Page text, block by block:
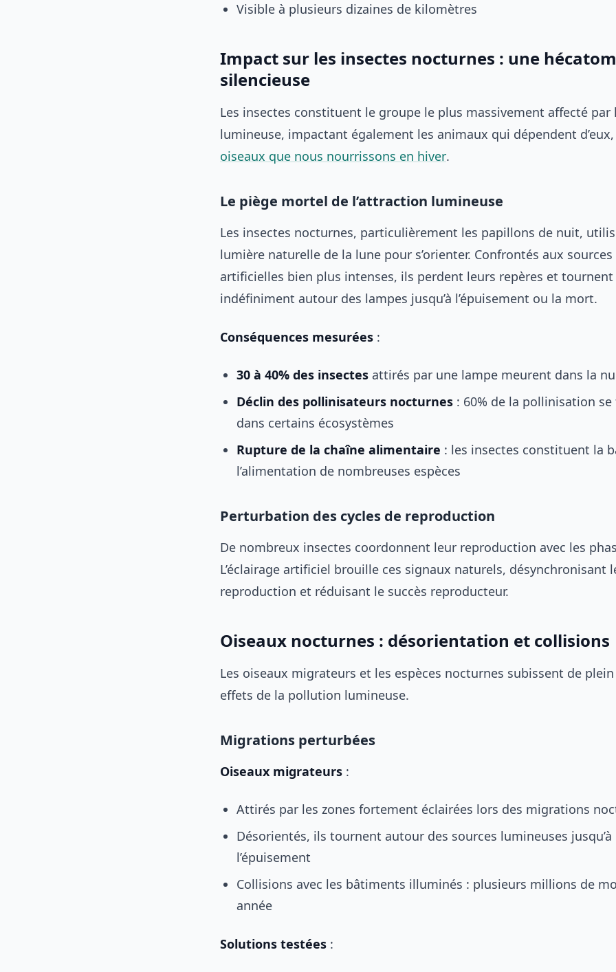
Visible à plusieurs dizaines de kilomètres
Impact sur les insectes nocturnes : une
silencieuse
Les insectes constituent le groupe le plus massivement affecté
lumineuse, impactant également les animaux qui dépendent
oiseaux que nous nourrissons en hiver.
Le piège mortel de l’attraction lumineuse
Les insectes nocturnes, particulièrement les papillons de nuit,
lumière naturelle de la lune pour s’orienter. Confrontés aux
artificielles bien plus intenses, ils perdent leurs repères et tournent
indéfiniment autour des lampes jusqu’à l’épuisement ou la mort.
Conséquences mesurées :
30 à 40% des insectes attirés par une lampe meurent dans la
Déclin des pollinisateurs nocturnes : 60% de la pollinisation
dans certains écosystèmes
Rupture de la chaîne alimentaire : les insectes constituent la
l’alimentation de nombreuses espèces
Perturbation des cycles de reproduction
De nombreux insectes coordonnent leur reproduction avec les
L’éclairage artificiel brouille ces signaux naturels, désynchronisant
reproduction et réduisant le succès reproducteur.
Oiseaux nocturnes : désorientation et collisions
Les oiseaux migrateurs et les espèces nocturnes subissent de
effets de la pollution lumineuse.
Migrations perturbées
Oiseaux migrateurs :
Attirés par les zones fortement éclairées lors des migrations
Désorientés, ils tournent autour des sources lumineuses jusqu’à
l’épuisement
Collisions avec les bâtiments illuminés : plusieurs millions de
année
Solutions testées :